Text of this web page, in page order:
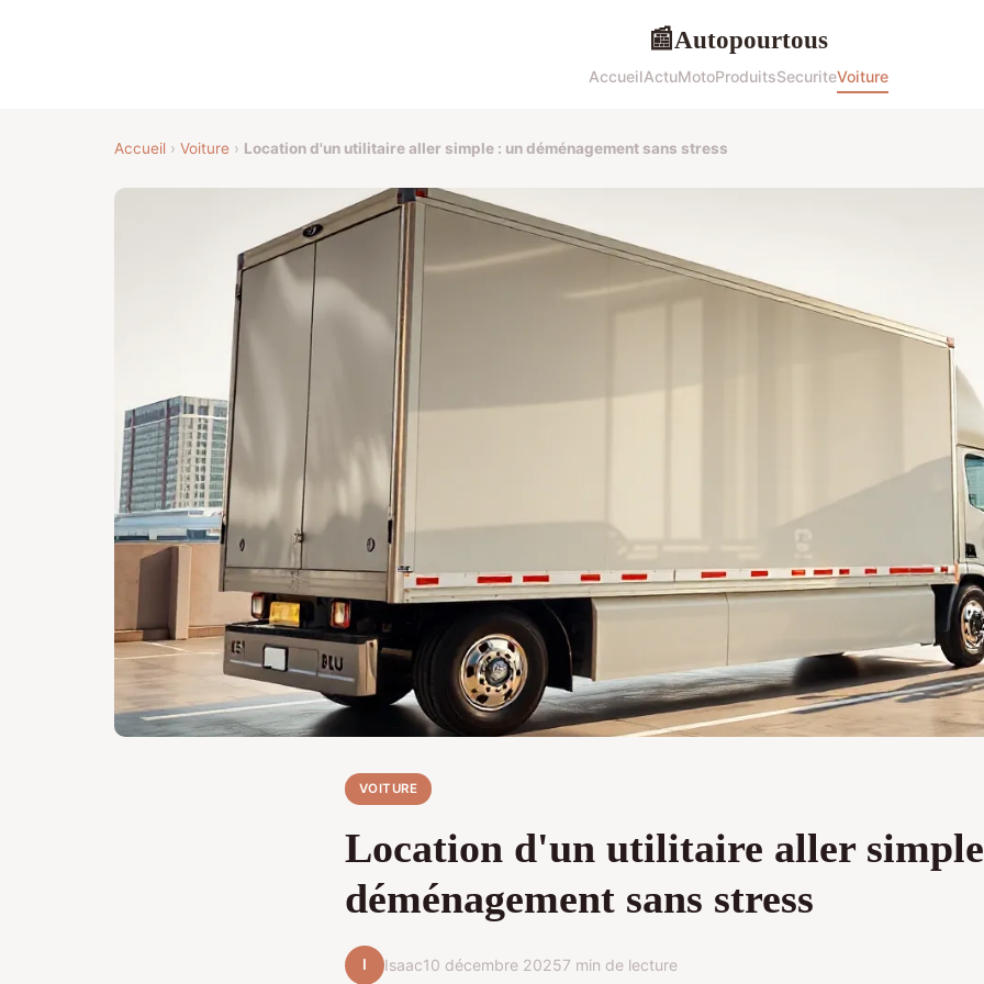
📰Autopourtous
AccueilActuMotoProduitsSecuriteVoiture
Accueil › Voiture › Location d'un utilitaire aller simple : un déménagement sans stress
VOITURE
Location d'un utilitaire aller
déménagement sans stress
I Isaac10 décembre 20257 min de lecture